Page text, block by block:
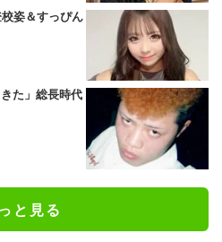
姿＆すっぴん
た」総長時代
と見る